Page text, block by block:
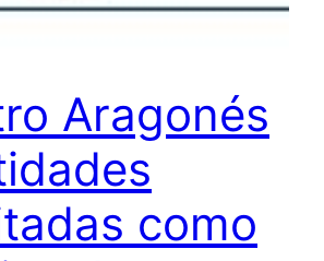
Aragonés
como